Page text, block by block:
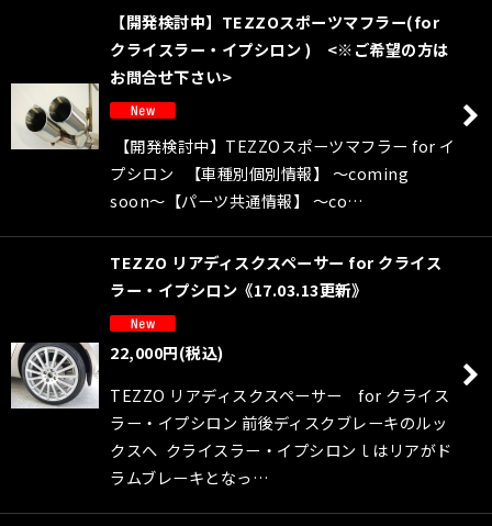
【開発検討中】TEZZOスポーツマフラー(for
クライスラー・イプシロン ) <※ご希望の方は
お問合せ下さい>
【開発検討中】TEZZOスポーツマフラー for イ
プシロン 【車種別個別情報】 〜coming
soon〜【パーツ共通情報】 〜co…
TEZZO リアディスクスペーサー for クライス
ラー・イプシロン《17.03.13更新》
22,000円(税込)
TEZZO リアディスクスペーサー for クライス
ラー・イプシロン 前後ディスクブレーキのルッ
クスへ クライスラー・イプシロンｌはリアがド
ラムブレーキとなっ…